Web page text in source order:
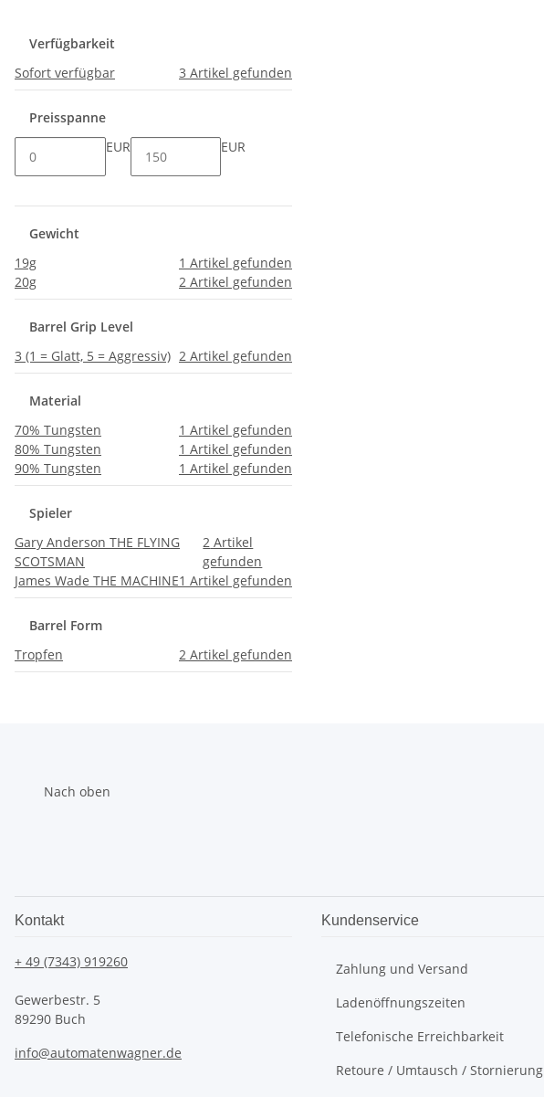
Verfügbarkeit
Sofort verfügbar
3 Artikel gefunden
Preisspanne
EUR
EUR
Gewicht
19g
1 Artikel gefunden
20g
2 Artikel gefunden
Barrel Grip Level
3 (1 = Glatt, 5 = Aggressiv) 2 Artikel gefunden
Material
70% Tungsten
1 Artikel gefunden
80% Tungsten
1 Artikel gefunden
90% Tungsten
1 Artikel gefunden
Spieler
Gary Anderson THE FLYING
SCOTSMAN
2 Artikel
gefunden
James Wade THE MACHINE1 Artikel gefunden
Barrel Form
Tropfen
2 Artikel gefunden
Nach oben
Kontakt
+ 49 (7343) 919260
Gewerbestr. 5
89290 Buch
info@automatenwagner.de
Kundenservice
Zahlung und Versand
Ladenöffnungszeiten
Telefonische Erreichbarkeit
Retoure / Umtausch / Stornierung